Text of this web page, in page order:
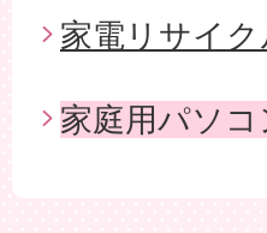
家電リサイ
家庭用パソ